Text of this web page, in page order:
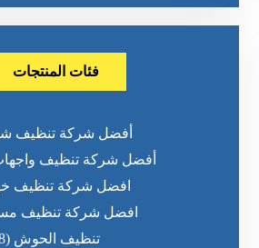
فئات المنتجات
أفضل شركة تنظيف
أفضل شركة تنظيف
افضل شركة تنظيف
افضل شركة تنظيف
تنظيف الحوش (8)